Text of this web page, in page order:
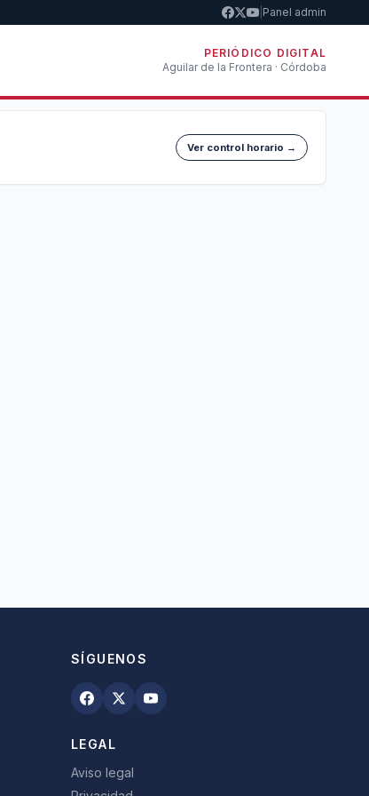
Panel admin
PERIÓDICO DIGITAL
Aguilar de la Frontera · Córdoba
Ver control horario →
SÍGUENOS
LEGAL
Aviso legal